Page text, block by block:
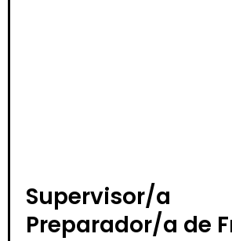
Supervisor/a
Preparador/a de